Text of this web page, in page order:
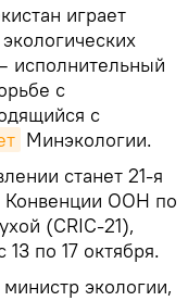
играет
исполнительный
с
с
Минэкологии.
станет 21-я
Конвенции ООН по
(CRIC-21),
по 17 октября.
экологии,